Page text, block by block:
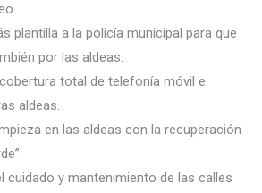
plantilla a la policía municipal para que
por las aldeas.
total de telefonía móvil e
aldeas.
en las aldeas con la recuperación
cuidado y mantenimiento de las calles